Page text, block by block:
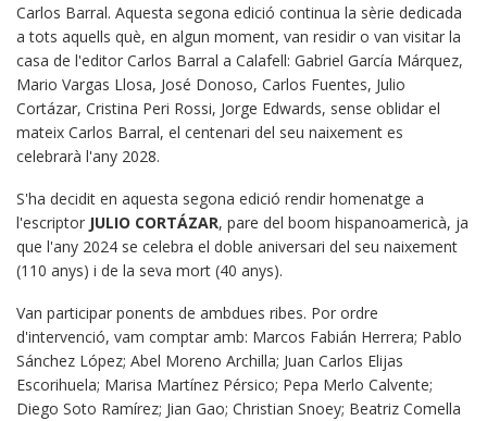
Carlos Barral. Aquesta segona edició continua la sèrie dedicada
a tots aquells què, en algun moment, van residir o van visitar la
casa de l'editor Carlos Barral a Calafell: Gabriel García Márquez,
Mario Vargas Llosa, José Donoso, Carlos Fuentes, Julio
Cortázar, Cristina Peri Rossi, Jorge Edwards, sense oblidar el
mateix Carlos Barral, el centenari del seu naixement es
celebrarà l'any 2028.
S'ha decidit en aquesta segona edició rendir homenatge a
l'escriptor JULIO CORTÁZAR, pare del boom hispanoamericà, ja
que l'any 2024 se celebra el doble aniversari del seu naixement
(110 anys) i de la seva mort (40 anys).
Van participar ponents de ambdues ribes. Por ordre
d'intervenció, vam comptar amb: Marcos Fabián Herrera; Pablo
Sánchez López; Abel Moreno Archilla; Juan Carlos Elijas
Escorihuela; Marisa Martínez Pérsico; Pepa Merlo Calvente;
Diego Soto Ramírez; Jian Gao; Christian Snoey; Beatriz Comella